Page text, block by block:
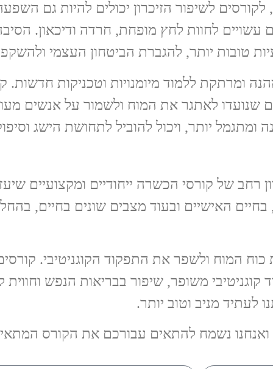
לקורסים לשיפור הזיכרון יכולים להיות גם
עשויים לחוות לחץ מופחת, חרדה ודיכאון.
טובות יותר, להגברת הביטחון העצמי
ומרתקת ללמוד מיומנויות וטכניקות
שנועדו לאתגר את המוח ולשמור על אנשים
יותר, ויכול להוביל לתחושת הישג
רחב של קורסי הכשרה ייחודיים ומקצועיים
בחיים האישיים ובעוד מצבים שונים בחיים,
המוח ולשפר את התפקוד הקוגניטיבי.
קוגניטיבי משופר, שיפור בבריאות הנפש
לעתיד מניב וטוב יותר.
נשמח להתאים עבורכם את הקורס